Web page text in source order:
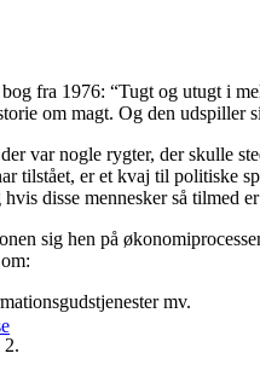
fra 1976: “Tugt og utugt i
om magt. Og den
var nogle rygter, der skulle
tilstået, er et kvaj til politiske
disse mennesker så tilmed
sig hen på
mv.
2.